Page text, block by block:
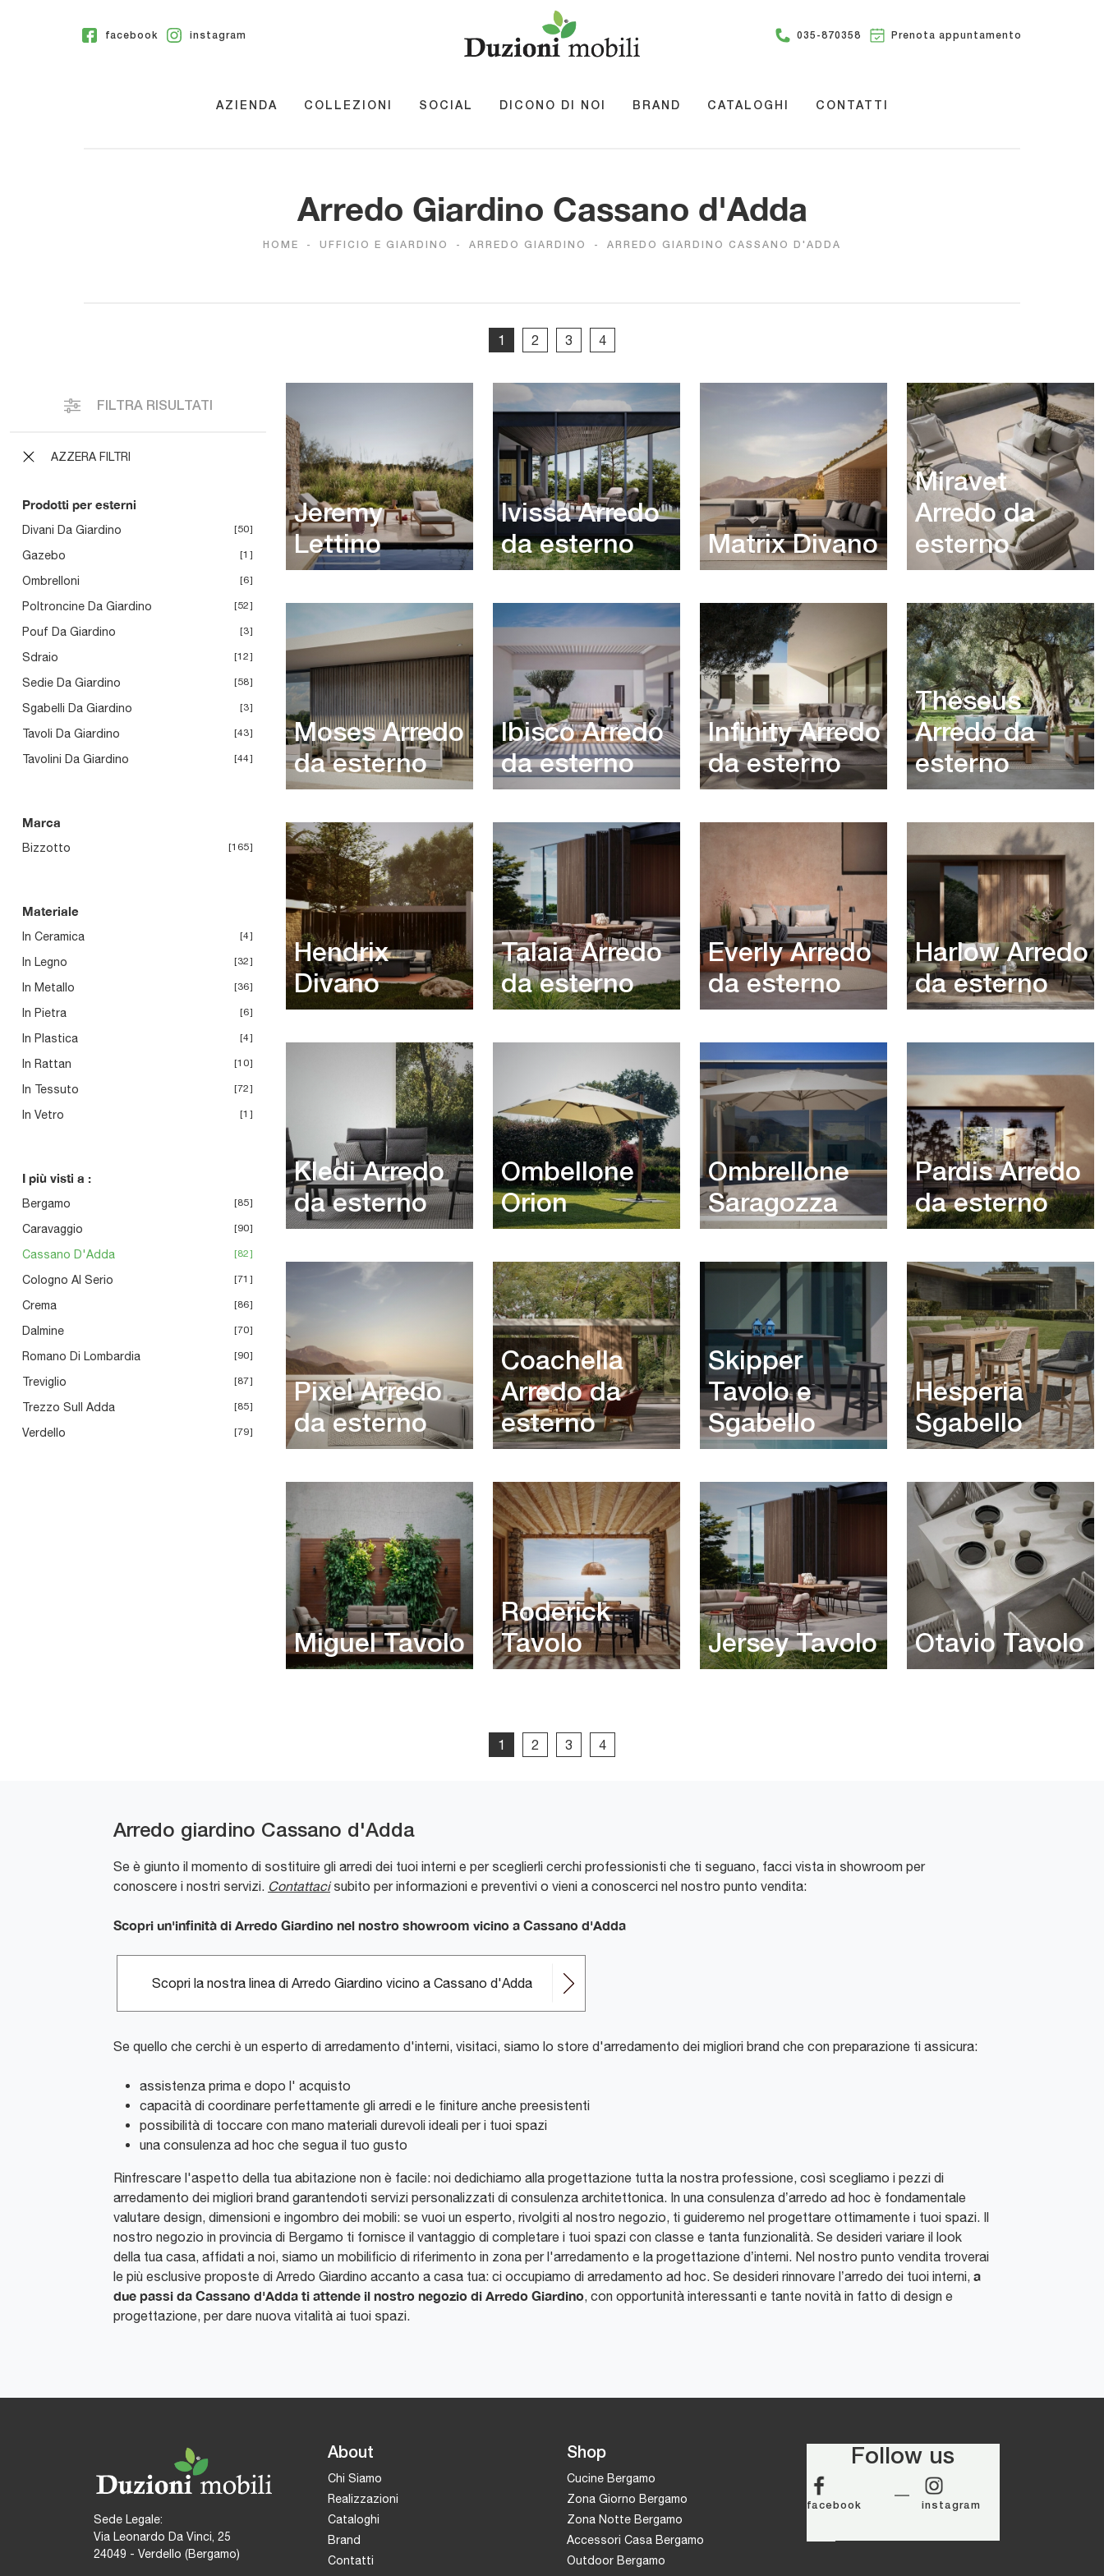
facebook instagram 035-870358 Prenota appuntamento
AZIENDA COLLEZIONI SOCIAL DICONO DI NOI BRAND CATALOGHI CONTATTI
Arredo Giardino Cassano d'Adda
HOME - UFFICIO E GIARDINO - ARREDO GIARDINO - ARREDO GIARDINO CASSANO D'ADDA
1 2 3 4
FILTRA RISULTATI
AZZERA FILTRI
Prodotti per esterni
Divani Da Giardino 50
Gazebo 1
Ombrelloni 6
Poltroncine Da Giardino 52
Pouf Da Giardino 3
Sdraio 12
Sedie Da Giardino 58
Sgabelli Da Giardino 3
Tavoli Da Giardino 43
Tavolini Da Giardino 44
Marca
Bizzotto 165
Materiale
In Ceramica 4
In Legno 32
In Metallo 36
In Pietra 6
In Plastica 4
In Rattan 10
In Tessuto 72
In Vetro 1
I più visti a :
Bergamo 85
Caravaggio 90
Cassano D'Adda 82
Cologno Al Serio 71
Crema 86
Dalmine 70
Romano Di Lombardia 90
Treviglio 87
Trezzo Sull Adda 85
Verdello 79
Jeremy
Lettino
Ivissa Arredo
da esterno
Matrix Divano
Miravet
Arredo da
esterno
Moses Arredo
da esterno
Ibisco Arredo
da esterno
Infinity Arredo
da esterno
Theseus
Arredo da
esterno
Hendrix
Divano
Talaia Arredo
da esterno
Everly Arredo
da esterno
Harlow Arredo
da esterno
Kledi Arredo
da esterno
Ombellone
Orion
Ombrellone
Saragozza
Pardis Arredo
da esterno
Pixel Arredo
da esterno
Coachella
Arredo da
esterno
Skipper
Tavolo e
Sgabello
Hesperia
Sgabello
Miguel Tavolo
Roderick
Tavolo
Jersey Tavolo Otavio Tavolo
1 2 3 4
Arredo giardino Cassano d'Adda
Se è giunto il momento di sostituire gli arredi dei tuoi interni e per sceglierli cerchi professionisti che ti seguano, facci vista in showroom per
conoscere i nostri servizi. Contattacisubito per informazioni e preventivi o vieni a conoscerci nel nostro punto vendita:
Scopri un'infinità di Arredo Giardino nel nostro showroom vicino a Cassano d'Adda
Scopri la nostra linea di Arredo Giardino vicino a Cassano d'Adda
Se quello che cerchi è un esperto di arredamento d'interni, visitaci, siamo lo store d'arredamento dei migliori brand che con preparazione ti assicura:
assistenza prima e dopo l' acquisto
capacità di coordinare perfettamente gli arredi e le finiture anche preesistenti
possibilità di toccare con mano materiali durevoli ideali per i tuoi spazi
una consulenza ad hoc che segua il tuo gusto
Rinfrescare l'aspetto della tua abitazione non è facile: noi dedichiamo alla progettazione tutta la nostra professione, così scegliamo i pezzi di
arredamento dei migliori brand garantendoti servizi personalizzati di consulenza architettonica. In una consulenza d’arredo ad hoc è fondamentale
valutare design, dimensioni e ingombro dei mobili: se vuoi un esperto, rivolgiti al nostro negozio, ti guideremo nel progettare ottimamente i tuoi spazi. Il
nostro negozio in provincia di Bergamo ti fornisce il vantaggio di completare i tuoi spazi con classe e tanta funzionalità. Se desideri variare il look
della tua casa, affidati a noi, siamo un mobilificio di riferimento in zona per l'arredamento e la progettazione d’interni. Nel nostro punto vendita troverai
le più esclusive proposte di Arredo Giardino accanto a casa tua: ci occupiamo di arredamento ad hoc. Se desideri rinnovare l’arredo dei tuoi interni, a
due passi da Cassano d'Adda ti attende il nostro negozio di Arredo Giardino , con opportunità interessanti e tante novità in fatto di design e
progettazione, per dare nuova vitalità ai tuoi spazi.
Sede Legale:
Via Leonardo Da Vinci, 25
24049 - Verdello (Bergamo)
About
Chi Siamo
Realizzazioni
Cataloghi
Brand
Contatti
Shop
Cucine Bergamo
Zona Giorno Bergamo
Zona Notte Bergamo
Accessori Casa Bergamo
Outdoor Bergamo
Follow us
facebook instagram